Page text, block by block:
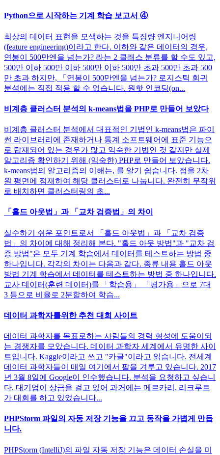
Python으로 시작하는 기계 학습 보고서 ④
최상의 데이터 표현을 모색하는 것을 특징량 엔지니어링
(feature engineering)이라고 한다. 이하와 같은 데이터의 경우,
연봉이 500만엔을 넘는가? 라는 2 클래스 분류를 할 수도 있고,
500만 이하 500만 이하 500만 이하 500만 초과 500만 초과 500
만 초과 하지만, 「연봉이 500만엔을 넘는가? 로지스틱 회귀
분석에는 직접 적용 할 수 없습니다. 원핫 인코딩(on...
비계층 클러스터 분석의 k-means법을 PHP로 만들어 보았다
비계층 클러스터 분석에서 대표적인 기법인 k-means법은 파이
썬 라이브러리에 존재하거나 통계 소프트웨어에 표준 기능으
로 탑재되어 있는 경우가 많고 익숙한 기법인 것 같지만 실제
알고리즘 확인하기 위해 (익숙한) PHP로 만들어 보았습니다.
k-means법의 알고리즘의 이해는, 를 알기 쉽습니다. 점을 2차
원 평면에 점재하여 해당 클러스터로 나눕니다. 완전히 무작위
로 배치하면 클러스터링의 초...
「홀드 아웃법」과 「교차 검증법」의 차이
실수하기 쉬운 포인트로서 「홀드 아웃법」과 「교차 검증
법」의 차이에 대해 정리해 본다. "홀드 아웃 방법"과 "교차 검
증 방법"은 모두 기계 학습에서 데이터를 테스트하는 방법 중
하나입니다. 각각의 차이는 다음과 같다. 종류 내용 홀드 아웃
방법 기계 학습에서 데이터를 테스트하는 방법 중 하나입니다.
교사 데이터(훈련 데이터)를 「학습용」 「평가용」으로 7대
3 등으로 비율로 2분할하여 학습...
데이터 과학자를위한 추천 대회 사이트
데이터 과학자를 목표로하는 사람들의 경력 형성에 도움이되
는 경쟁자를 모았습니다. 데이터 과학자 세계에서 유명한 사이
트입니다. Kaggle이라고 쓰고 "카글"이라고 읽습니다. 전세계
데이터 과학자들이 매일 여기에서 팔을 겨루고 있습니다. 2017
년 3월 8일에 Google이 인수했습니다. 분석을 요청하고 싶습니
다. 대기업이 상금을 걸고 있어 과거에는 메르카리, 리크루트
가 대회를 하고 있었습니다...
PHPStorm 파일의 자동 저장 기능을 끄고 동작을 가볍게 만듭
니다.
PHPStorm (IntelliJ)의 파일 자동 저장 기능은 데이터 손실을 미